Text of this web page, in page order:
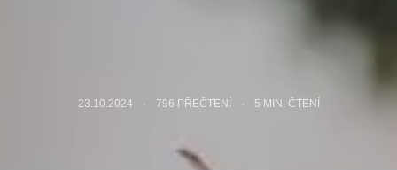
23.10.2024 796 PŘEČTENÍ 5 MIN. ČTENÍ